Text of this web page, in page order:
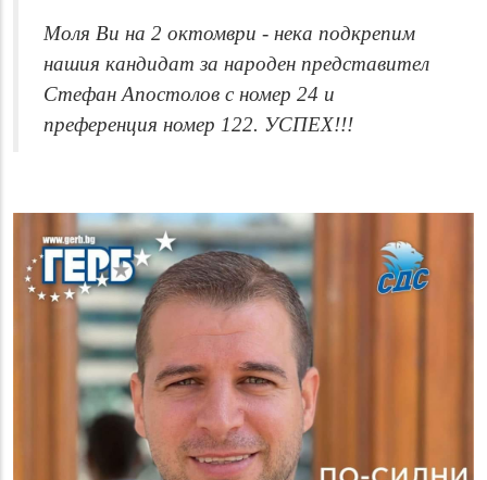
Моля Ви на 2 октомври - нека подкрепим
нашия кандидат за народен представител
Стефан Апостолов с номер 24 и
преференция номер 122. УСПЕХ!!!